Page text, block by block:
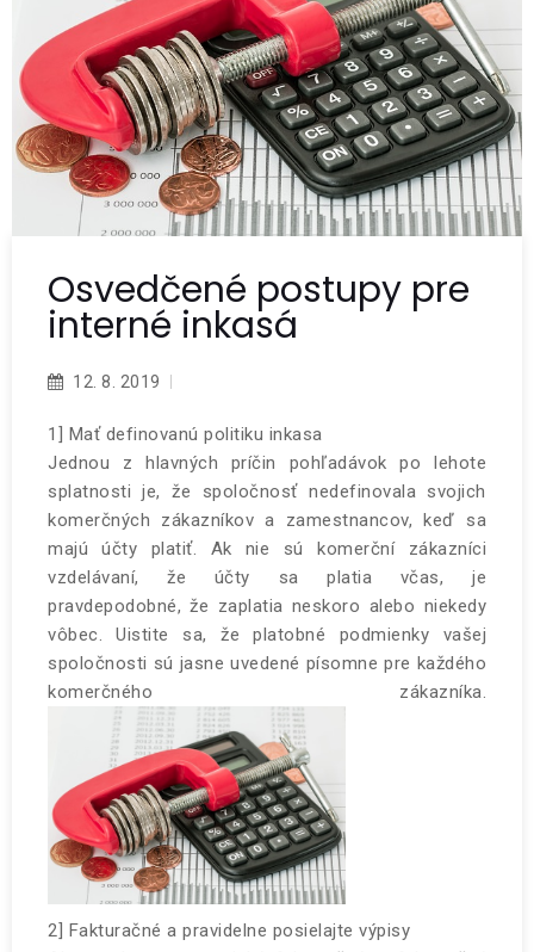
Osvedčené postupy pre
interné inkasá
12. 8. 2019
1] Mať definovanú politiku inkasa
Jednou z hlavných príčin pohľadávok po lehote
splatnosti je, že spoločnosť nedefinovala svojich
komerčných zákazníkov a zamestnancov, keď sa
majú účty platiť. Ak nie sú komerční zákazníci
vzdelávaní, že účty sa platia včas, je
pravdepodobné, že zaplatia neskoro alebo niekedy
vôbec. Uistite sa, že platobné podmienky vašej
spoločnosti sú jasne uvedené písomne ​​pre každého
komerčného zákazníka.
2] Fakturačné a pravidelne posielajte výpisy